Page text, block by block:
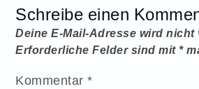
Schreibe einen
Deine E-Mail-Adresse wird
Erforderliche Felder sind mit*
Kommentar*